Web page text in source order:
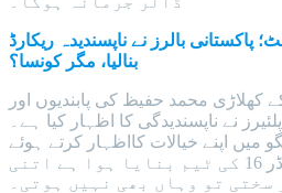
پاکستانی بالرز نے ناپسندیدہ ریکارڈ
بنالیا، مگر کونسا؟
محمد حفیظ کی پابندیوں اور
نے ناپسندیدگی کا اظہار کیا ہے۔
میں اپنے خیالات کااظہار کرتے ہوئے
کہا کہ قومی ٹیم کو انڈر 16 کی ٹیم بنایا ہوا ہے اتنی
سختی تو وہاں بھی نہیں ہوتی۔